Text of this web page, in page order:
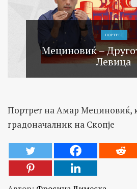
ПОРТРЕТ
Мециновиќ –
Левица
Портрет на Амар Мециновиќ,
градоначалник на Скопје